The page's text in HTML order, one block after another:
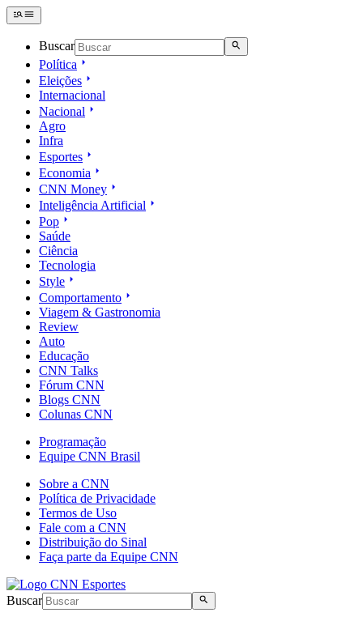
Buscar
Política
Eleições
Internacional
Nacional
Agro
Infra
Esportes
Economia
CNN Money
Inteligência Artificial
Pop
Saúde
Ciência
Tecnologia
Style
Comportamento
Viagem & Gastronomia
Review
Auto
Educação
CNN Talks
Fórum CNN
Blogs CNN
Colunas CNN
Programação
Equipe CNN Brasil
Sobre a CNN
Política de Privacidade
Termos de Uso
Fale com a CNN
Distribuição do Sinal
Faça parte da Equipe CNN
Buscar